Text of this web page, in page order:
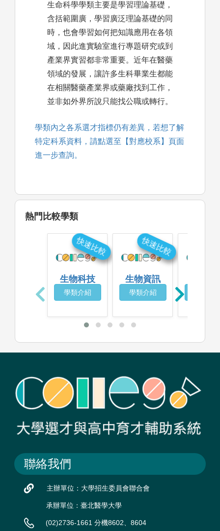
生命科學學類主要是學習理論基礎，
含括範圍廣，學習廣泛理論基礎的同
時，也會學習如何把知識應用在各領
域，因此進實驗室進行專題研究或到
產業界實習都非常重要。近年在醫藥
領域的發展，讓許多生科畢業生都能
在相關醫藥產業界或藥廠找到工作，
並非如外界所說只能找公職或轉行。
學類內之各系選才指標仍有差異，若想了解
特定科系資料，請點選至【對應校系】頁面
進一步查詢。
熱門比較學類
生物科技
學類介紹
快速比較
生物資訊
學類介紹
快速比較
聯絡我們
主辦單位：大學招生委員會聯合會
承辦單位：臺北醫學大學
(02)2736-1661 分機8602、8604